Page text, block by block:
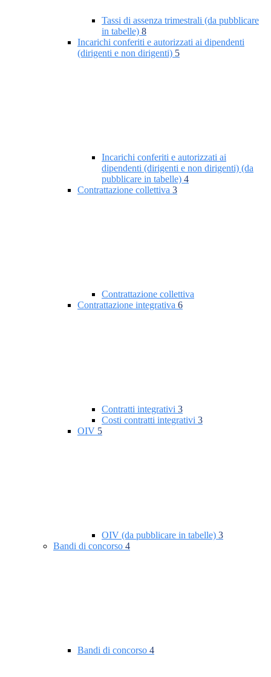
Tassi di assenza trimestrali (da pubblicare
in tabelle) 8
Incarichi conferiti e autorizzati ai dipendenti
(dirigenti e non dirigenti) 5
Incarichi conferiti e autorizzati ai
dipendenti (dirigenti e non dirigenti) (da
pubblicare in tabelle) 4
Contrattazione collettiva 3
Contrattazione collettiva
Contrattazione integrativa 6
Contratti integrativi 3
Costi contratti integrativi 3
OIV 5
OIV (da pubblicare in tabelle) 3
Bandi di concorso 4
Bandi di concorso 4